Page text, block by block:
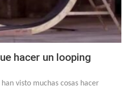
hacer un looping
visto muchas cosas hacer